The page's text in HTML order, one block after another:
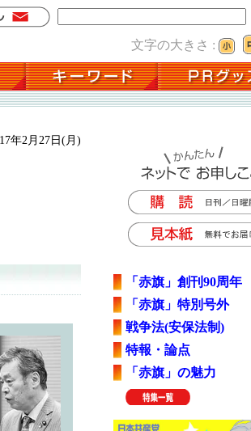
文字の大きさ :
年2月27日(月)
「赤旗」創刊90周年
「赤旗」特別号外
戦争法(安保法制)
特報・論点
「赤旗」の魅力